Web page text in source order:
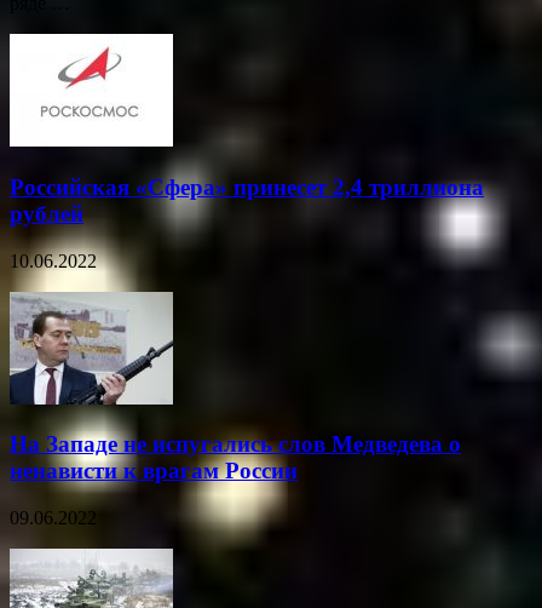
Российская «Сфера» принесет 2,4 триллиона
рублей
10.06.2022
На Западе не испугались слов Медведева о
ненависти к врагам России
09.06.2022